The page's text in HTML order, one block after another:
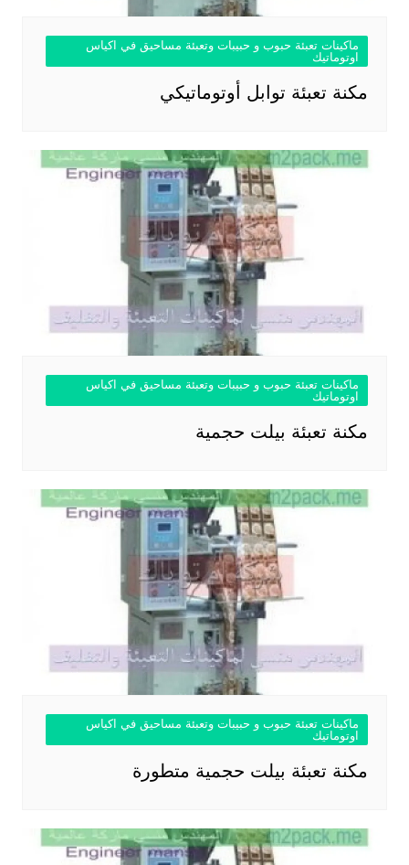
ماكينات تعبئة حبوب و حبيبات وتعبئة مساحيق في اكياس
اوتوماتيك
مكنة تعبئة توابل أوتوماتيكي
ماكينات تعبئة حبوب و حبيبات وتعبئة مساحيق في اكياس
اوتوماتيك
مكنة تعبئة بيلت حجمية
ماكينات تعبئة حبوب و حبيبات وتعبئة مساحيق في اكياس
اوتوماتيك
مكنة تعبئة بيلت حجمية متطورة